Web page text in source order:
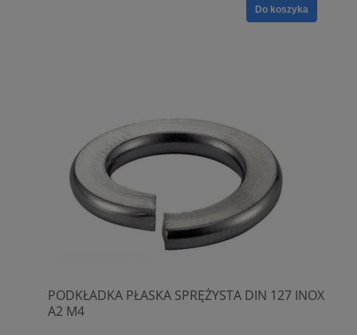
Do koszyka
PODKŁADKA PŁASKA SPRĘŻYSTA DIN 127 INOX
A2 M4